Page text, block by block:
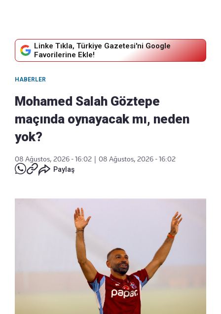
Linke Tıkla, Türkiye Gazetesi'ni Google
Favorilerine Ekle!
HABERLER
Mohamed Salah Göztepe
maçında oynayacak mı, neden
yok?
08 Ağustos, 2026 - 16:02
08 Ağustos, 2026 - 16:02
Paylaş